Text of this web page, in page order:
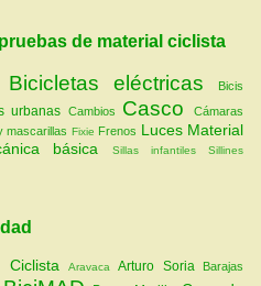
de material ciclista
Bicicletas eléctricas
Bicis
urbanas Cambios Casco
Cámaras
mascarillas Fixie Frenos Luces Material
básica Sillas infantiles Sillines
Ciclista AravacaArturo Soria
Barajas